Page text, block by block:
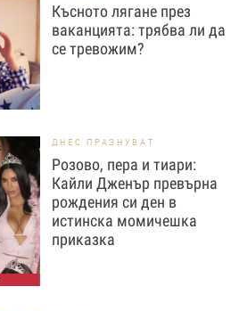
Късното лягане през
ваканцията: трябва ли да
се тревожим?
ДНЕС ПРАЗНУВАТ
Розово, пера и тиари:
Кайли Дженър превърна
рождения си ден в
истинска момичешка
приказка